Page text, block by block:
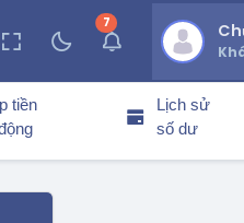
7thông báo chưa đọc
tiền
Lịch sử
số dư